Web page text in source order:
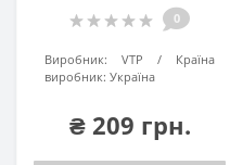
0
Виробник: VTP
Країна
виробник: Україна
₴ 209 грн.